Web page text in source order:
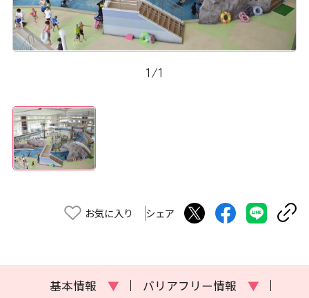
1/1
お気に入り シェア
基本情報 ▼ バリアフリー情報
▼